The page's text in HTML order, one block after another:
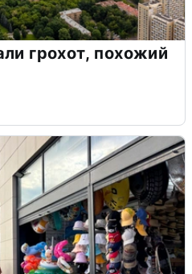
грохот, похожий